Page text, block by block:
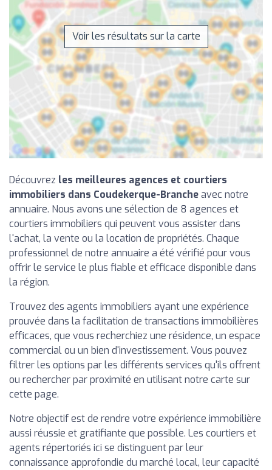
Voir les résultats sur la carte
Découvrez les meilleures agences et courtiers
immobiliers dans Coudekerque-Brancheavec notre
annuaire. Nous avons une sélection de 8 agences et
courtiers immobiliers qui peuvent vous assister dans
l'achat, la vente ou la location de propriétés. Chaque
professionnel de notre annuaire a été vérifié pour vous
offrir le service le plus fiable et efficace disponible dans
la région.
Trouvez des agents immobiliers ayant une expérience
prouvée dans la facilitation de transactions immobilières
efficaces, que vous recherchiez une résidence, un espace
commercial ou un bien d'investissement. Vous pouvez
filtrer les options par les différents services qu'ils offrent
ou rechercher par proximité en utilisant notre carte sur
cette page.
Notre objectif est de rendre votre expérience immobilière
aussi réussie et gratifiante que possible. Les courtiers et
agents répertoriés ici se distinguent par leur
connaissance approfondie du marché local, leur capacité